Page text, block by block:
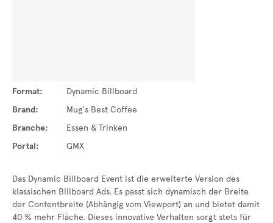
Format:
Dynamic Billboard
Brand:
Mug's Best Coffee
Branche:
Essen & Trinken
Portal:
GMX
Das Dynamic Billboard Event ist die erweiterte Version des
klassischen Billboard Ads. Es passt sich dynamisch der Breite
der Contentbreite (Abhängig vom Viewport) an und bietet damit
40 % mehr Fläche. Dieses innovative Verhalten sorgt stets für